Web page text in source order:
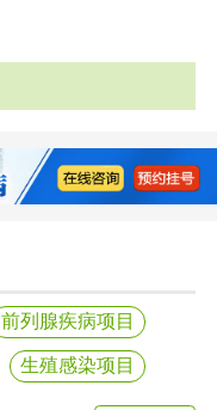
前列腺疾病项目
生殖感染项目